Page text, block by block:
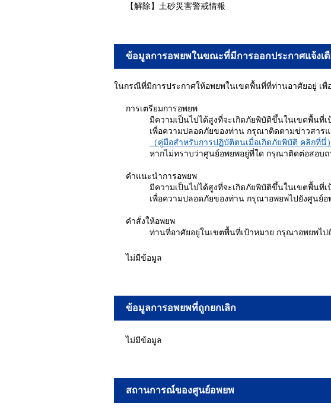
【解除】土砂災害警戒情報
ข้อมูลการอพยพในขณะที่มีการออกประกาศแจ้งเ
ในกรณีที่มีการประกาศให้อพยพในเขตพื้นที่ที่ท่านอาศัยอยู่ เ
การเตรียมการอพยพ
มีความเป็นไปได้สูงที่จะเกิดภัยพิบัติขึ้นในเขตพื้นที่
เพื่อความปลอดภัยของท่าน กรุณาติดตามข่าวสาร
（คู่มือสำหรับการปฏิบัติตนเมื่อเกิดภัยพิบัติ คลิกที่นี่）
หากไม่ทราบว่าศูนย์อพยพอยู่ที่ใด กรุณาติดต่อสอบถ
คำแนะนำการอพยพ
มีความเป็นไปได้สูงที่จะเกิดภัยพิบัติขึ้นในเขตพื้นที่เ
เพื่อความปลอดภัยของท่าน กรุณาอพยพไปยังศูนย์อ
คำสั่งให้อพยพ
ท่านที่อาศัยอยู่ในเขตพื้นที่เป้าหมาย กรุณาอพยพไป
ไม่มีข้อมูล
ข้อมูลการอพยพที่ถูกยกเลิก
ไม่มีข้อมูล
สถานการณ์ของศูนย์อพยพ